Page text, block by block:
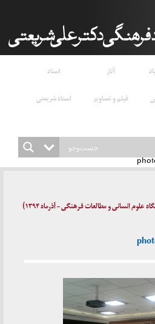
آثار
اسناد
فیلم و تصاویر
استاد شریعتی
انسانی و مطالعات فرهنگی – آذرماه ۱۳۹۴)